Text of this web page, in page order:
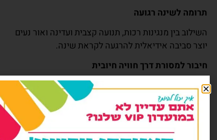
לשינה רגועה
בין מנגינות רכות, תנועה קצבית ועדינה ואור נעים
סביבה אידיאלית להרגעה לקראת שינה.
למסורת דרך חוויה חיובית
משלב ניגונים יהודיים טהורים – וכך יוצר אווירה
ושקטה, המלווה את התינוק מרגעיו הראשונים.
סקרנות והתפתחות קוגניטיבית